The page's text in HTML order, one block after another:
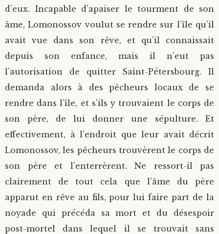
d’eux. Incapable d’apaiser le tourment de son
âme, Lomonossov voulut se rendre sur l’île qu’il
avait vue dans son rêve, et qu’il connaissait
depuis son enfance, mais il n’eut pas
l’autorisation de quitter Saint-Pétersbourg. Il
demanda alors à des pêcheurs locaux de se
rendre dans l’île, et s’ils y trouvaient le corps de
son père, de lui donner une sépulture. Et
effectivement, à l’endroit que leur avait décrit
Lomonossov, les pêcheurs trouvèrent le corps de
son père et l’enterrèrent. Ne ressort-il pas
clairement de tout cela que l’âme du père
apparut en rêve au fils, pour lui faire part de la
noyade qui précéda sa mort et du désespoir
post-mortel dans lequel il se trouvait sans